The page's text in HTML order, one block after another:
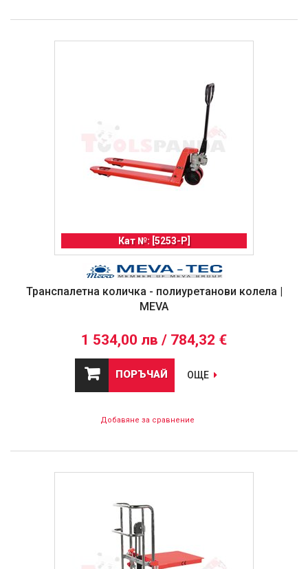
Кат №: [5253-P]
Транспалетна количка - полиуретанови колела |
MEVA
1 534,00 лв / 784,32 €
ПОРЪЧАЙ ОЩЕ
Добавяне за сравнение